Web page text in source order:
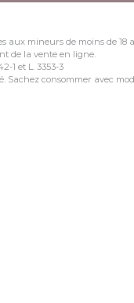
aux mineurs de moins de 18
de la vente en ligne.
1 et L. 3353-3
Sachez consommer avec